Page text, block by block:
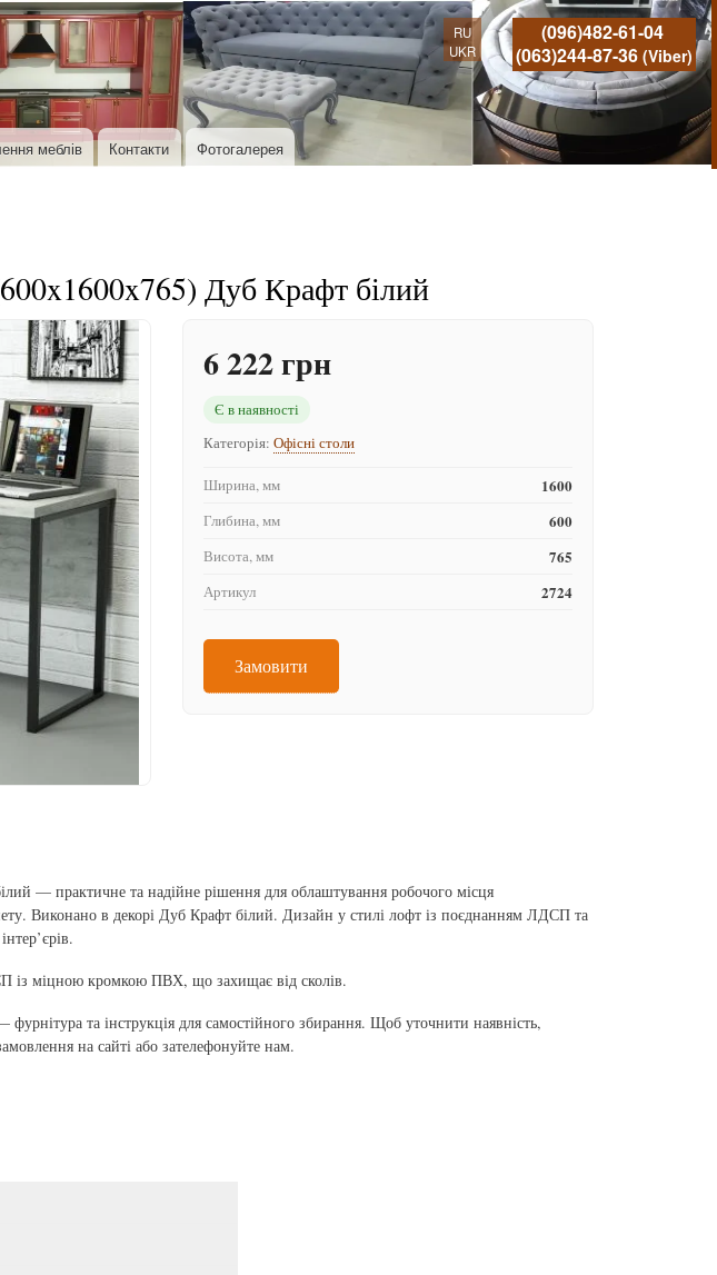
до основного вмісту
(096)482-61-04
(063)244-87-36 (Viber)
RU
UKR
меблів Контакти Фотогалерея
Дуб Крафт білий
6 222 грн
Є в наявності
Категорія:Офісні столи
Ширина, мм 1600
Глибина, мм 600
Висота, мм 765
Артикул 2724
Замовити
— практичне та надійне рішення для облаштування робочого місця
Виконано в декорі Дуб Крафт білий. Дизайн у стилі лофт із поєднанням ЛДСП та
міцною кромкою ПВХ, що захищає від сколів.
та інструкція для самостійного збирання. Щоб уточнити наявність,
на сайті або зателефонуйте нам.